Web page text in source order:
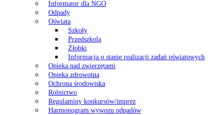
Informator dla NGO
Odpady
Oświata
Szkoły
Przedszkola
Żłobki
Informacja o stanie realizacji zadań oświatowych
Opieka nad zwierzętami
Opieka zdrowotna
Ochrona środowiska
Rolnictwo
Regulaminy konkursów/imprez
Harmonogram wywozu odpadów